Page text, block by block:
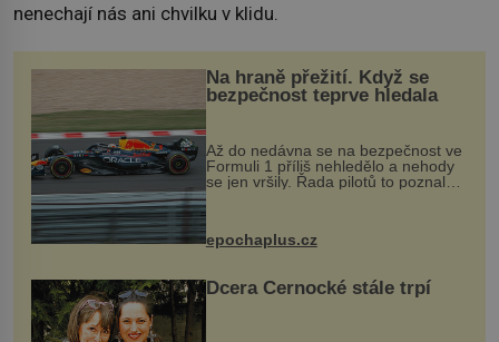
nenechají nás ani chvilku v klidu.
Na hraně přežití. Když se
bezpečnost teprve hledala
Až do nedávna se na bezpečnost ve
Formuli 1 příliš nehledělo a nehody
se jen vršily. Řada pilotů to poznala
na vlastní kůži, často s trvalými
následky nebo bohužel i ztrátou
života. Dnes nepochopiteln...
epochaplus.cz
Dcera Černocké stále trpí